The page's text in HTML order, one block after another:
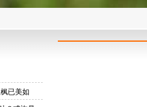
已美如